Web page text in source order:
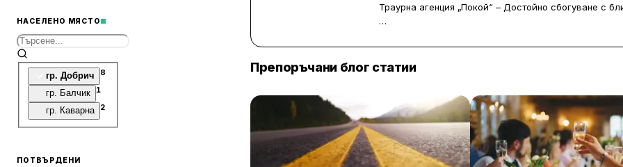
1
НАСЕЛЕНО МЯСТО
гр. Добрич 8
гр. Балчик 1
гр. Каварна 2
ПОТВЪРДЕНИ
Траурна агенция „Покой“ – Достойно сбогуване с
Траурна агенция „Покой“ предлага пълна
внимание, дискретност и уважение.
Денонощен прием на обаждания
Подготовка на документи
Препоръчани блог статии